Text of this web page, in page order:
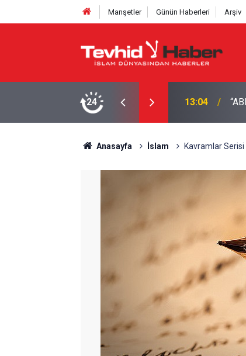
Manşetler Günün Haberleri Arşiv
24 12:50
Anasayfa İslam Kavramlar Serisi